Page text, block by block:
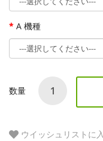
A 機種
数量
ウイッシュリストに